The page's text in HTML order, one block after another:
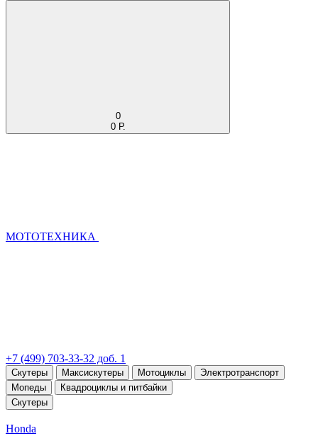
0
0 Р.
МОТОТЕХНИКА
+7 (499) 703-33-32 доб. 1
Скутеры Максискутеры Мотоциклы
Электротранспорт
Мопеды
Квадроциклы и питбайки
Скутеры
Honda